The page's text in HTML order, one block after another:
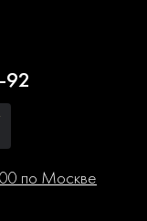
по Москве